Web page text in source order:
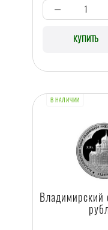
КУПИТЬ
В НАЛИЧИИ
Владимирский